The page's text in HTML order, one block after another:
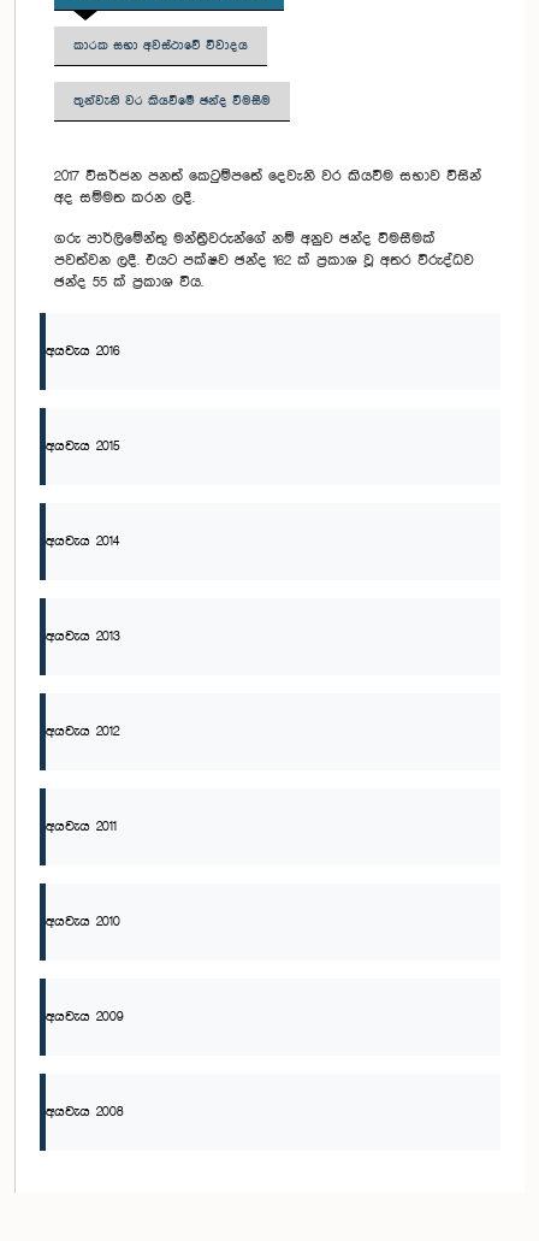
කාරක සභා අවස්ථාවේ විවාදය
තුන්වැනි වර කියවීමේ ඡන්ද වීමසීම
2017 විසර්ජන පනත් කෙටුම්පතේ දෙවැනි වර කියවීම සභාව විසින්
අද සම්මත කරන ලදී.
ගරු පාර්ලිමේන්තු මන්ත්‍රීවරුන්ගේ නම් අනුව ඡන්ද විමසීමක්
පවත්වන ලදී. එයට පක්ෂව ඡන්ද 162 ක් ප්‍රකාශ වූ අතර විරුද්ධව
ඡන්ද 55 ක් ප්‍රකාශ විය.
අයවැය 2016
අයවැය 2015
අයවැය 2014
අයවැය 2013
අයවැය 2012
අයවැය 2011
අයවැය 2010
අයවැය 2009
අයවැය 2008